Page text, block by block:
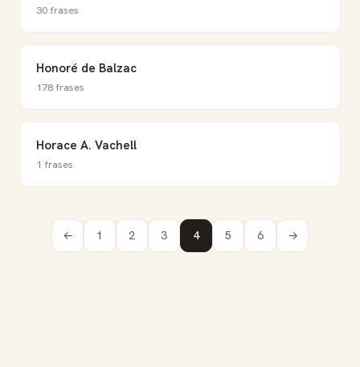
30 frases
Honoré de Balzac
178 frases
Horace A. Vachell
1 frases
← 1 2 3 4 5 6 →